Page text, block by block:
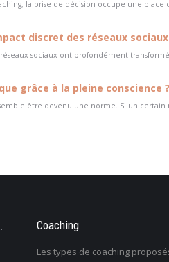
la prise de décision occupe une
discret des réseaux
sociaux ont profondément
grâce à la pleine conscience ?
être devenu une norme. Si un certain
pas ce que je veux faire dans
comment retrouver un sens
Coaching
Les types de coaching